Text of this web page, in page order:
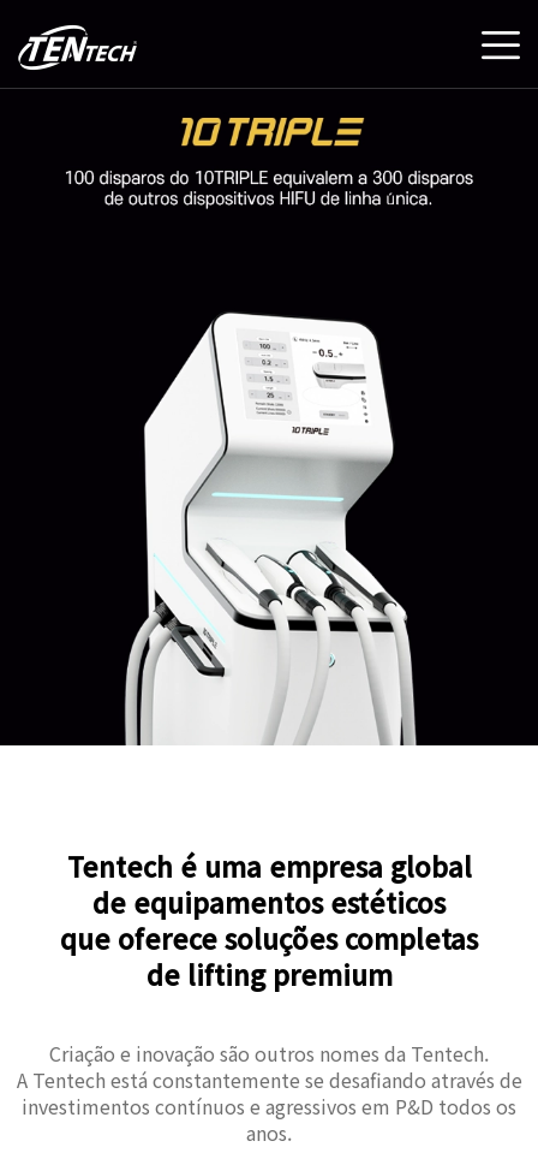
Tentech é uma empresa global
de equipamentos estéticos
que oferece soluções completas
de lifting premium
Criação e inovação são outros nomes da Tentech.
A Tentech está constantemente se desafiando através de
investimentos contínuos e agressivos em P&D todos os
anos.